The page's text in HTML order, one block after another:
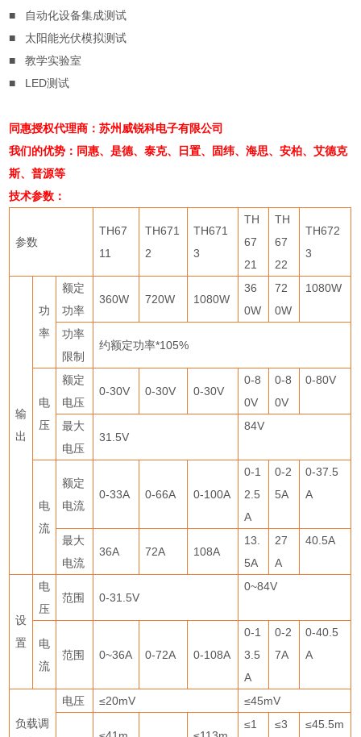
■
自动化设备集成测试
■
太阳能光伏模拟测试
■
教学实验室
■ LED测试
同惠授权代理商：苏州威锐科电子有限公司
我们的优势：同惠、是德、泰克、日置、固纬、海思、安柏、艾德克
斯、普源等
技术参数：
参数
TH67
11
TH671
2
TH671
3
TH
67
21
TH
67
22
TH672
3
输
出
功
率
额定
功率
360W 720W 1080W
36
0W
72
0W
1080W
功率
限制
约额定功率*105%
电
压
额定
电压
0-30V 0-30V 0-30V
0-8
0V
0-8
0V
0-80V
最大
电压
31.5V
84V
电
流
额定
电流
0-33A 0-66A 0-100A
0-1
2.5
A
0-2
5A
0-37.5
A
最大
电流
36A 72A 108A
13.
5A
27
A
40.5A
设
置
电
压
范围 0-31.5V
0~84V
电
流
范围 0~36A 0-72A 0-108A
0-1
3.5
A
0-2
7A
0-40.5
A
负载调
电压 ≤20mV ≤45mV
≤1
≤3
≤45.5m